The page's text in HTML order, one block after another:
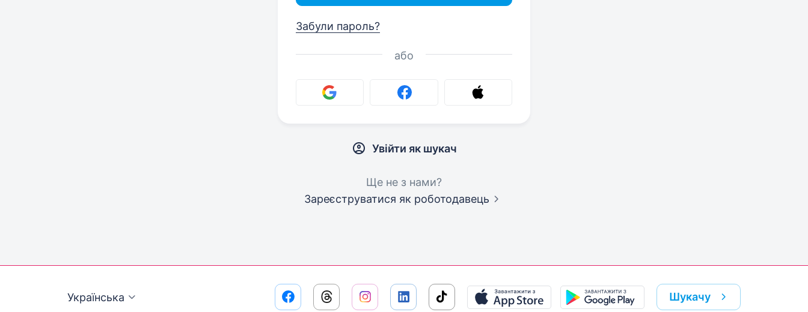
Забули пароль?
або
Увійти як шукач
Ще не з нами?
Зареєструватися як роботодавець
Українська Шукачу